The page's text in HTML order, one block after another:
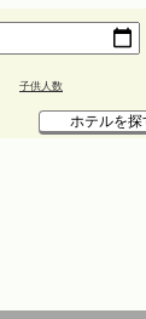
子供人数